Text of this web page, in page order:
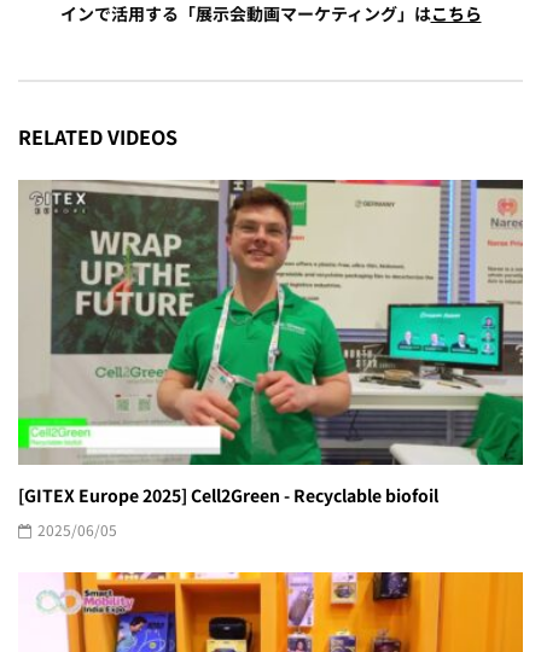
インで活用する「展示会動画マーケティング」はこちら
RELATED VIDEOS
[GITEX Europe 2025] Cell2Green - Recyclable biofoil
2025/06/05